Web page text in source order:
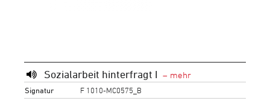
Sozialarbeit hinterfragt I
Signatur
F 1010-MC0575_B